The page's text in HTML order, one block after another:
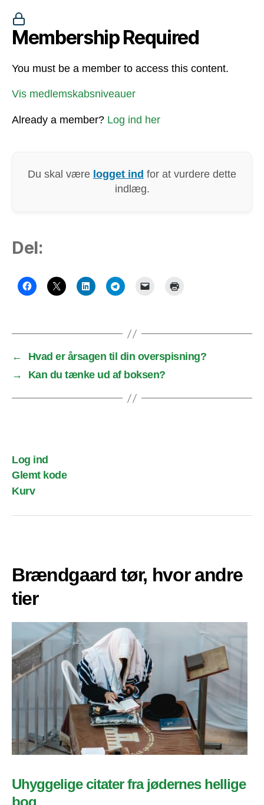
Membership Required
You must be a member to access this content.
Vis medlemskabsniveauer
Already a member? Log ind her
Du skal være logget ind for at vurdere dette
indlæg.
Del:
←
Hvad er årsagen til din overspisning?
→
Kan du tænke ud af boksen?
Log ind
Glemt kode
Kurv
Brændgaard tør, hvor andre
tier
Uhyggelige citater fra jødernes hellige
bog